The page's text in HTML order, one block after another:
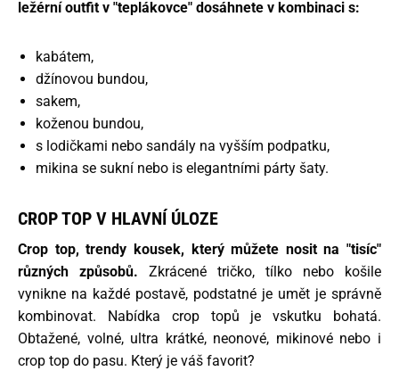
ležérní outfit v "teplákovce" dosáhnete v kombinaci s:
kabátem,
džínovou bundou,
sakem,
koženou bundou,
s lodičkami nebo sandály na vyšším podpatku,
mikina se sukní nebo is elegantními párty šaty.
CROP TOP V HLAVNÍ ÚLOZE
Crop top, trendy kousek, který můžete nosit na "tisíc"
různých způsobů. Zkrácené tričko, tílko nebo košile
vynikne na každé postavě, podstatné je umět je správně
kombinovat. Nabídka crop topů je vskutku bohatá.
Obtažené, volné, ultra krátké, neonové, mikinové nebo i
crop top do pasu. Který je váš favorit?